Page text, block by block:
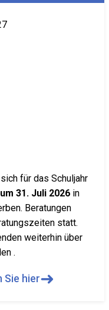
für das Schuljahr
31. Juli 2026 in
Beratungen
statt.
weiterhin über
.
Sie hier➜